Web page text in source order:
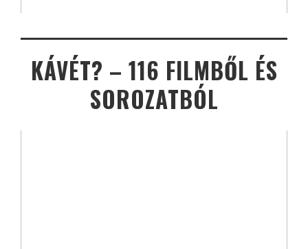
KÁVÉT? – 116 FILMBŐL ÉS
SOROZATBÓL